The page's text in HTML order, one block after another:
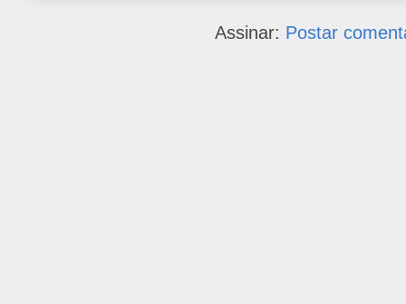
Assinar: Postar